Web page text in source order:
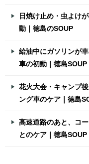
日焼け止め・虫よけ
動｜徳島のSOUP
給油中にガソリンが
車の初動｜徳島SOUP
花火大会・キャンプ
ング車のケア｜徳島
高速道路のあと、コ
とのケア｜徳島SOUP